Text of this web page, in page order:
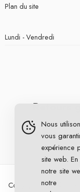
Plan du site
Lundi - Vendredi
Retours
Livraison
Copyright 2026 © DG
Nous
vous
expérience
site web.
notre site
notre